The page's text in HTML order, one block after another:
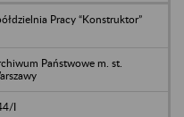
Pracy “Konstruktor”
Państwowe m. st.
I